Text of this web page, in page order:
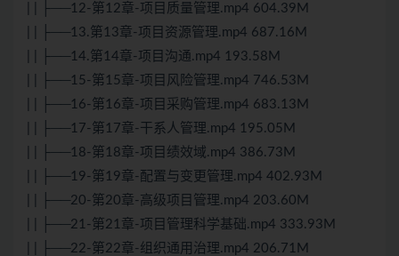
| | ├──12-第12章-项目质量管理.mp4 604.39M
| | ├──13.第13章-项目资源管理.mp4 687.16M
| | ├──14.第14章-项目沟通.mp4 193.58M
| | ├──15-第15章-项目风险管理.mp4 746.53M
| | ├──16-第16章-项目采购管理.mp4 683.13M
| | ├──17-第17章-干系人管理.mp4 195.05M
| | ├──18-第18章-项目绩效域.mp4 386.73M
| | ├──19-第19章-配置与变更管理.mp4 402.93M
| | ├──20-第20章-高级项目管理.mp4 203.60M
| | ├──21-第21章-项目管理科学基础.mp4 333.93M
| | ├──22-第22章-组织通用治理.mp4 206.71M